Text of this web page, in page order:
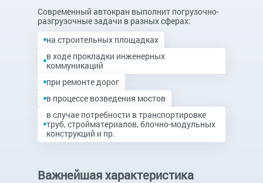
Современный автокран выполнит погрузочно-
разгрузочные задачи в разных сферах:
на строительных площадках
в ходе прокладки инженерных
коммуникаций
при ремонте дорог
в процессе возведения мостов
в случае потребности в транспортировке
труб, стройматериалов, блочно-модульных
конструкций и пр.
Важнейшая характеристика